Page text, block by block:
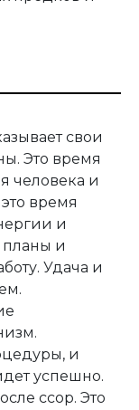
свои
Это время
человека и
время
и
и
Удача и
и
успешно.
ссор. Это